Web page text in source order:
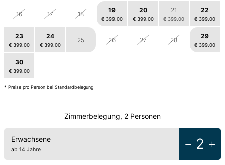
16 17 18
19
€ 399.00
20
€ 399.00
21
€ 399.00
22
€ 399.00
23
€ 399.00
24
€ 399.00
25 26 27 28
29
€ 399.00
30
€ 399.00
* Preise pro Person bei Standardbelegung
Zimmerbelegung, 2 Personen
Erwachsene
ab 14 Jahre 2